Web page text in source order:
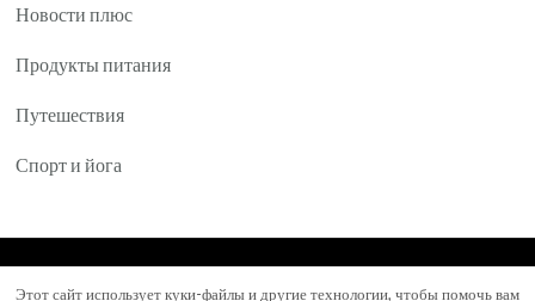
Новости плюс
Продукты питания
Путешествия
Спорт и йога
Этот сайт использует куки-файлы и другие технологии, чтобы помочь вам